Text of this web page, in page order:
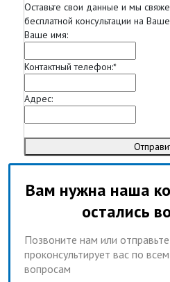
Оставьте свои данные и мы
бесплатной консультации на
Ваше имя:
Контактный телефон:*
Адрес:
Вам нужна наша
остались
Позвоните нам или
проконсультирует вас по
вопросам